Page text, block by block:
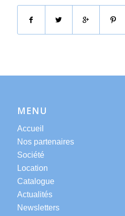
MENU
Accueil
Nos partenaires
Société
Location
Catalogue
Actualités
Newsletters